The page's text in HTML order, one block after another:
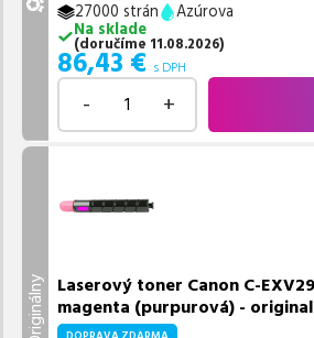
27000 strán
Azúrova
Na sklade
(doručíme 11.08.2026)
86,43 € s DPH
- +
Originálny Laserový toner Canon C-
magenta (purpurová) - original